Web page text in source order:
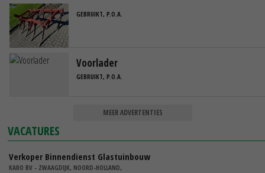
GEBRUIKT, P.O.A.
Voorlader
GEBRUIKT, P.O.A.
MEER ADVERTENTIES
VACATURES
Verkoper Binnendienst Glastuinbouw
KARO BV - ZWAAGDIJK, NOORD-HOLLAND,